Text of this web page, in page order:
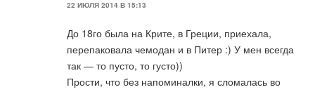
22 ИЮЛЯ 2014 В 15:13
До 18го была на Крите, в Греции, приехала,
перепаковала чемодан и в Питер :) У мен всегда
так — то пусто, то густо))
Прости, что без напоминалки, я сломалась во